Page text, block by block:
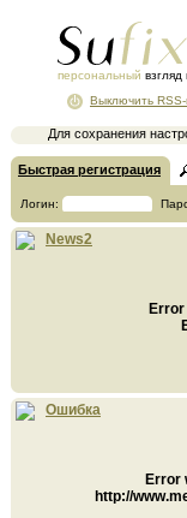
персональный
Для сохранения
Выключить
Быстрая регистрация
Логин:
News2
Ошибка
Error
http://